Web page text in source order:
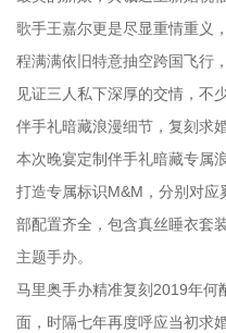
歌手王嘉尔更是尽显重情重义
程满满依旧特意抽空跨国飞行
见证三人私下深厚的交情，不
伴手礼暗藏浪漫细节，复刻求
本次晚宴定制伴手礼暗藏专属
打造专属标识M&M，分别对
部配置齐全，包含真丝睡衣套
主题手办。
马里奥手办精准复刻2019年何
面，时隔七年再度呼应当初求